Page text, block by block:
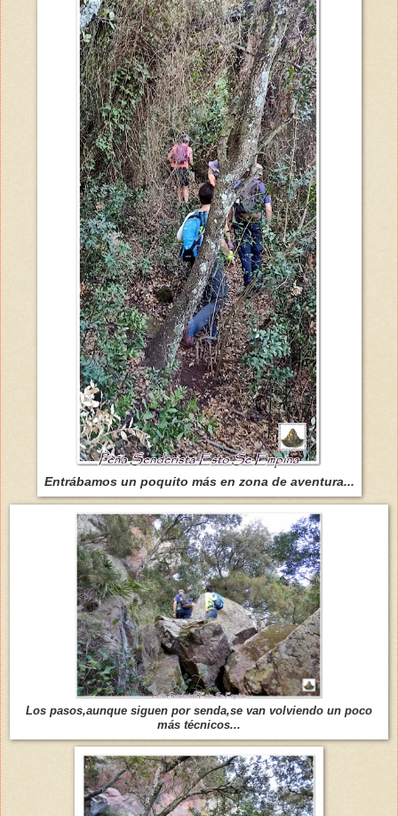
Entrábamos un poquito más en zona de aventura...
Los pasos,aunque siguen por senda,se van volviendo un poco
más técnicos...